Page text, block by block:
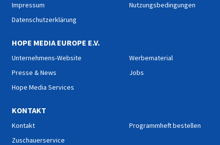
Impressum
Datenschutzerklärung
Nutzungsbedingungen
HOPE MEDIA EUROPE E.V.
Unternehmens-Website
Presse & News
Hope Media Services
Werbematerial
Jobs
KONTAKT
Kontakt
Zuschauerservice
Programmheft bestellen